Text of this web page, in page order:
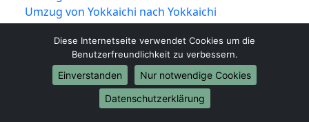
Umzug von Yokkaichi nach Yokkaichi
Umzug von Akashi nach Akashi
Umzug von Akashi nach Akashi
Umzug von Kurume nach Kurume
Umzug von Kurume nach Kurume
Umzug von Morioka nach Morioka
Umzug von Morioka nach Morioka
Diese Internetseite verwendet Cookies um die
Benutzerfreundlichkeit zu verbessern.
Einverstanden
Nur notwendige Cookies
Datenschutzerklärung